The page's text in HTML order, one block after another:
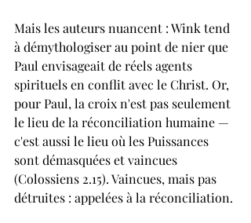
Mais les auteurs nuancent : Wink tend
à démythologiser au point de nier que
Paul envisageait de réels agents
spirituels en conflit avec le Christ. Or,
pour Paul, la croix n'est pas seulement
le lieu de la réconciliation humaine —
c'est aussi le lieu où les Puissances
sont démasquées et vaincues
(Colossiens 2.15). Vaincues, mais pas
détruites : appelées à la réconciliation.